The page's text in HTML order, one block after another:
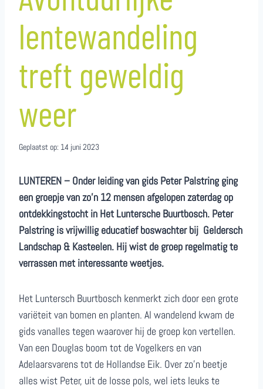
lentewandeling
treft geweldig
weer
Geplaatst op: 14 juni 2023
LUNTEREN – Onder leiding van gids Peter Palstring ging
een groepje van zo’n 12 mensen afgelopen zaterdag op
ontdekkingstocht in Het Luntersche Buurtbosch. Peter
Palstring is vrijwillig educatief boswachter bij Geldersch
Landschap & Kasteelen. Hij wist de groep regelmatig te
verrassen met interessante weetjes.
Het Luntersch Buurtbosch kenmerkt zich door een grote
variëteit van bomen en planten. Al wandelend kwam de
gids vanalles tegen waarover hij de groep kon vertellen.
Van een Douglas boom tot de Vogelkers en van
Adelaarsvarens tot de Hollandse Eik. Over zo’n beetje
alles wist Peter, uit de losse pols, wel iets leuks te